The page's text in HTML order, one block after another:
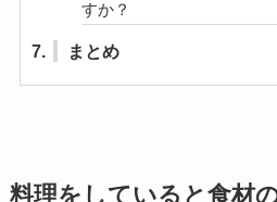
くなるわけではない
6.
杉山金属の解凍皿「newク
すか？